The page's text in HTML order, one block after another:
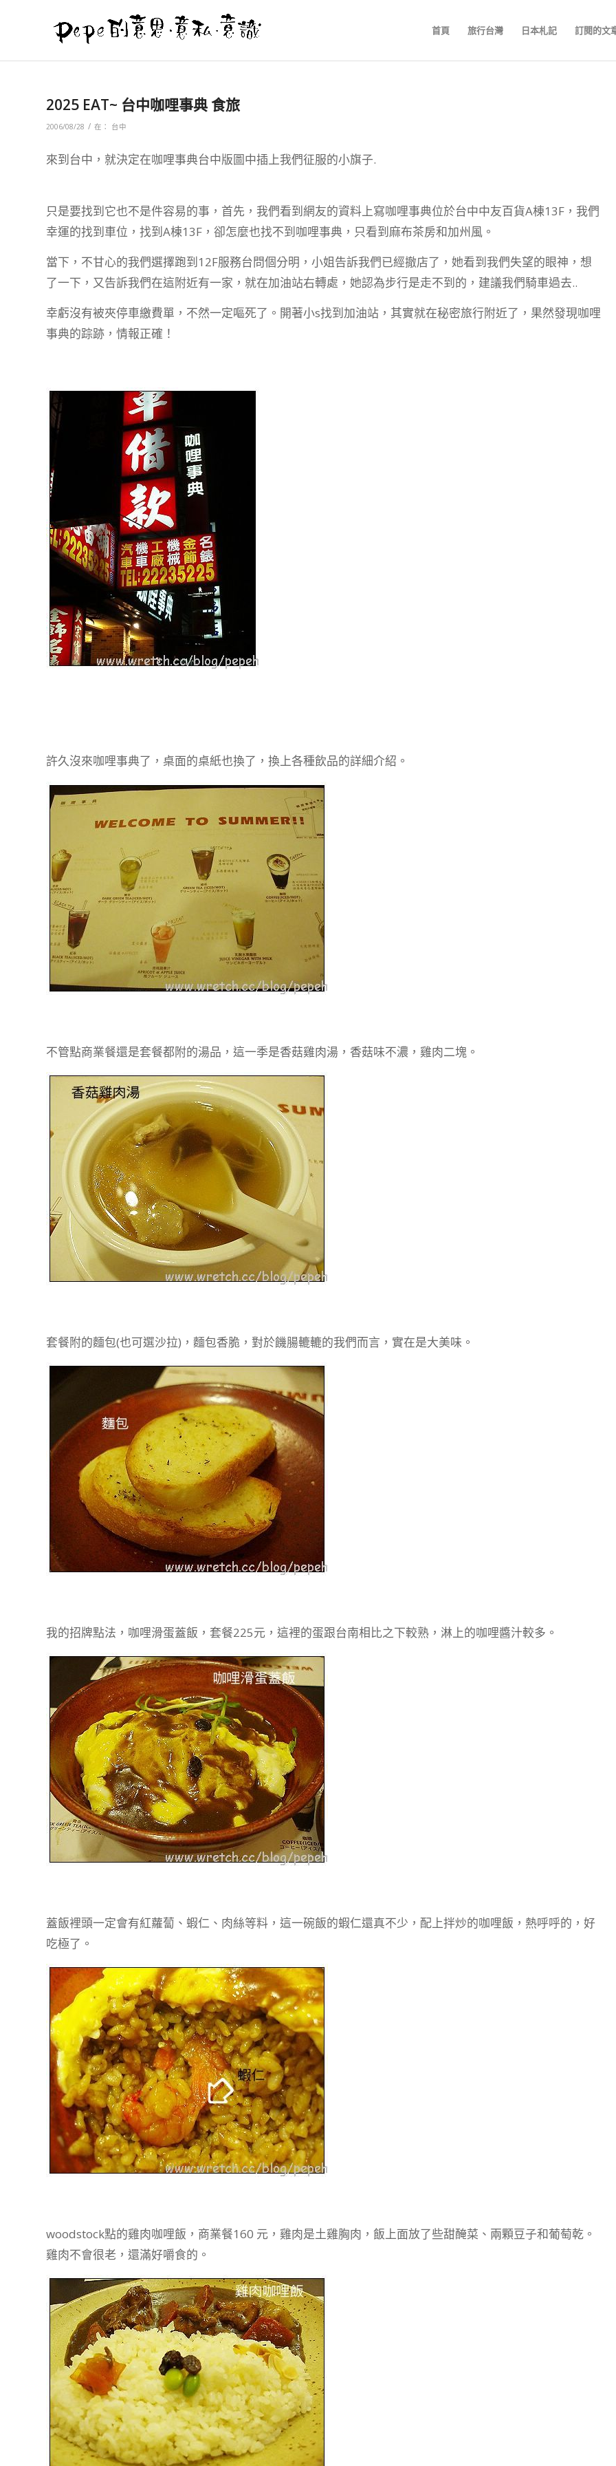
首頁 旅行台灣 日本札記 訂閱的文
2025 EAT~ 台中咖哩事典 食旅
2006/08/28 / 在： 台中
來到台中，就決定在咖哩事典台中版圖中插上我們征服的小旗子.
只是要找到它也不是件容易的事，首先，我們看到網友的資料上寫咖哩事典位於台中中友百貨A棟13F，我們
幸運的找到車位，找到A棟13F，卻怎麼也找不到咖哩事典，只看到麻布茶房和加州風。
當下，不甘心的我們選擇跑到12F服務台問個分明，小姐告訴我們已經撤店了，她看到我們失望的眼神，想
了一下，又告訴我們在這附近有一家，就在加油站右轉處，她認為步行是走不到的，建議我們騎車過去..
幸虧沒有被夾停車繳費單，不然一定嘔死了。開著小s找到加油站，其實就在秘密旅行附近了，果然發現咖哩
事典的踪跡，情報正確！
許久沒來咖哩事典了，桌面的桌紙也換了，換上各種飲品的詳細介紹。
不管點商業餐還是套餐都附的湯品，這一季是香菇雞肉湯，香菇味不濃，雞肉二塊。
套餐附的麵包(也可選沙拉)，麵包香脆，對於饑腸轆轆的我們而言，實在是大美味。
我的招牌點法，咖哩滑蛋蓋飯，套餐225元，這裡的蛋跟台南相比之下較熟，淋上的咖哩醬汁較多。
蓋飯裡頭一定會有紅蘿蔔、蝦仁、肉絲等料，這一碗飯的蝦仁還真不少，配上拌炒的咖哩飯，熱呼呼的，好
吃極了。
woodstock點的雞肉咖哩飯，商業餐160 元，雞肉是土雞胸肉，飯上面放了些甜醃菜、兩顆豆子和葡萄乾。
雞肉不會很老，還滿好嚼食的。